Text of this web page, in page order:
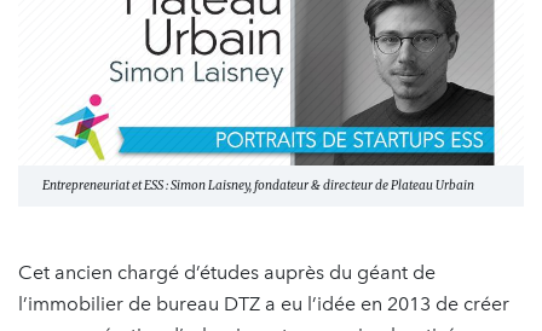
Entrepreneuriat et ESS : Simon Laisney, fondateur & directeur de Plateau Urbain
Cet ancien chargé d’études auprès du géant de
l’immobilier de bureau DTZ a eu l’idée en 2013 de créer